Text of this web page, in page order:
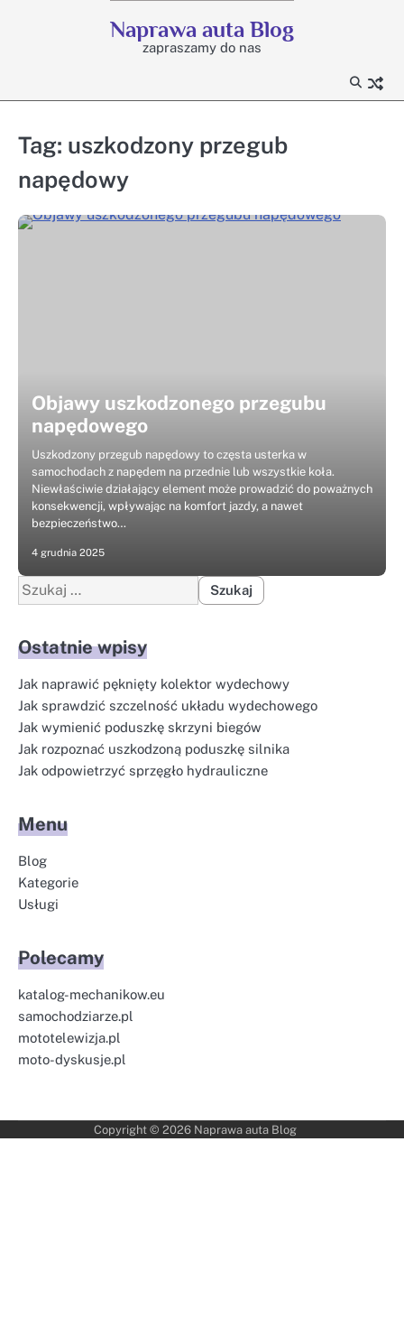
Naprawa auta Blog
zapraszamy do nas
Tag: uszkodzony przegub
napędowy
Objawy uszkodzonego przegubu
napędowego
Uszkodzony przegub napędowy to częsta usterka w
samochodach z napędem na przednie lub wszystkie koła.
Niewłaściwie działający element może prowadzić do poważnych
konsekwencji, wpływając na komfort jazdy, a nawet
bezpieczeństwo…
4 grudnia 2025
Szukaj:
Ostatnie wpisy
Jak naprawić pęknięty kolektor wydechowy
Jak sprawdzić szczelność układu wydechowego
Jak wymienić poduszkę skrzyni biegów
Jak rozpoznać uszkodzoną poduszkę silnika
Jak odpowietrzyć sprzęgło hydrauliczne
Menu
Blog
Kategorie
Usługi
Polecamy
katalog-mechanikow.eu
samochodziarze.pl
mototelewizja.pl
moto-dyskusje.pl
Copyright © 2026 Naprawa auta Blog